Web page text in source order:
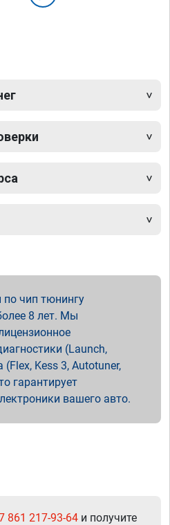
чип тюнингу
8 лет. Мы
(Launch,
Kess 3, Autotuner,
гарантирует
вашего авто.
861 217-93-64 и получите